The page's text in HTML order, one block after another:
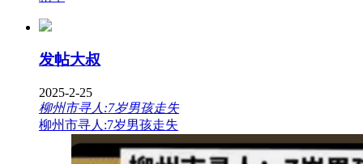
发帖大叔
2025-2-25
柳州市寻人:7岁男孩走失
柳州市寻人:7岁男孩走失